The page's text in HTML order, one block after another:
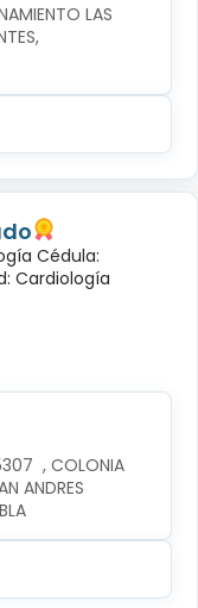
LAS
Cédula:
Cardiología
, COLONIA
ANDRES